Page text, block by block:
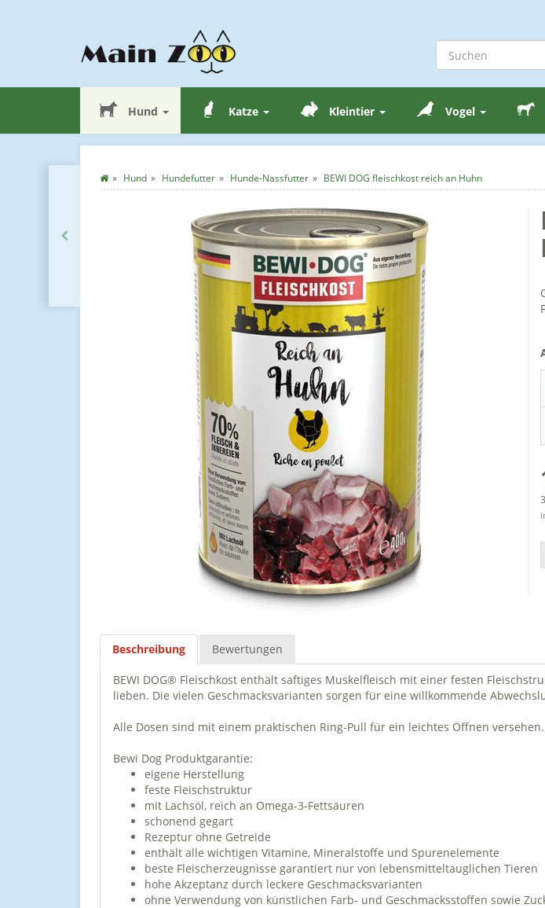
Hund Katze Kleintier Vogel
Hund Hundefutter Hunde-Nassfutter BEWI DOG fleischkost reich an Huhn
Beschreibung Bewertungen
BEWI DOG® Fleischkost enthält saftiges Muskelfleisch mit einer festen
lieben. Die vielen Geschmacksvarianten sorgen für eine willkommende
Alle Dosen sind mit einem praktischen Ring-Pull für ein leichtes Öffnen versehen.
Bewi Dog Produktgarantie:
eigene Herstellung
feste Fleischstruktur
mit Lachsöl, reich an Omega-3-Fettsäuren
schonend gegart
Rezeptur ohne Getreide
enthält alle wichtigen Vitamine, Mineralstoffe und Spurenelemente
beste Fleischerzeugnisse garantiert nur von lebensmitteltauglichen Tieren
hohe Akzeptanz durch leckere Geschmacksvarianten
ohne Verwendung von künstlichen Farb- und Geschmacksstoffen sowie